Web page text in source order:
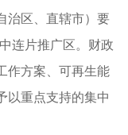
治区、直辖市）要
连片推广区。财政
作方案、可再生能
以重点支持的集中